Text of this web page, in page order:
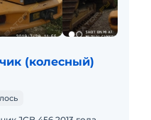
(колесный)